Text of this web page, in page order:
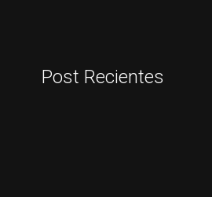
Post Recientes